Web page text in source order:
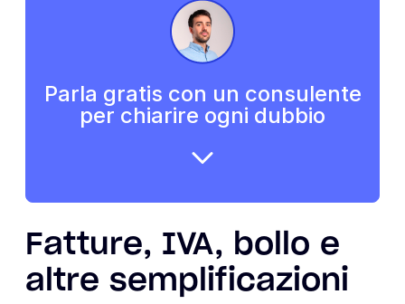
Parla gratis con un consulente
per chiarire ogni dubbio
Fatture, IVA, bollo e
altre semplificazioni